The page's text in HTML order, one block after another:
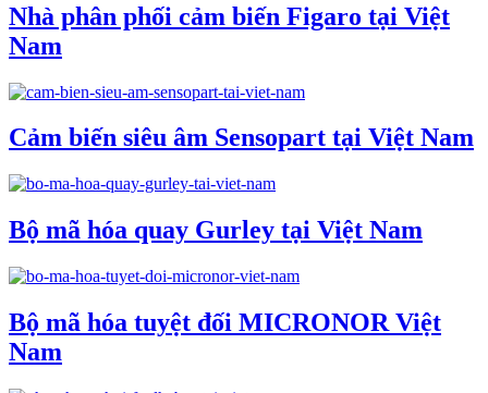
Nhà phân phối cảm biến Figaro tại Việt
Nam
Cảm biến siêu âm Sensopart tại Việt Nam
Bộ mã hóa quay Gurley tại Việt Nam
Bộ mã hóa tuyệt đối MICRONOR Việt
Nam